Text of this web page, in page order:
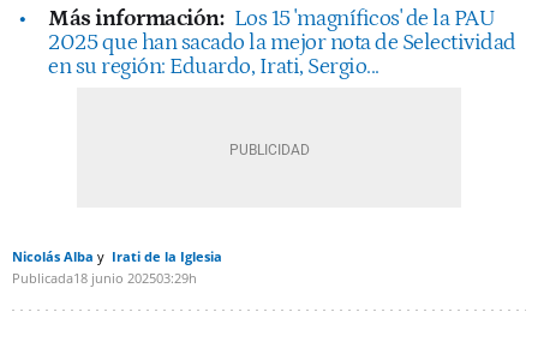
Más información: Los 15 'magníficos' de la PAU
2025 que han sacado la mejor nota de Selectividad
en su región: Eduardo, Irati, Sergio...
Nicolás Alba
Irati de la Iglesia
Publicada18 junio 202503:29h